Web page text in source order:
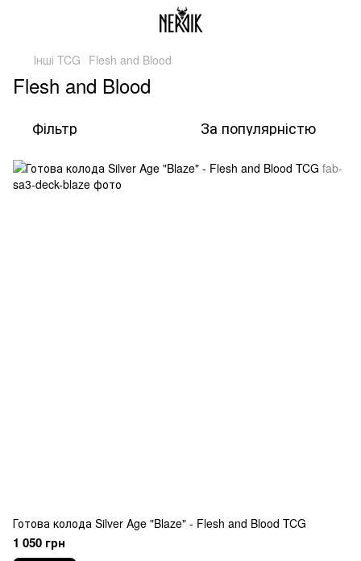
Інші TCG Flesh and Blood
Flesh and Blood
Фільтр За популярністю
Готова колода Silver Age "Blaze" - Flesh and Blood TCG
1 050 грн